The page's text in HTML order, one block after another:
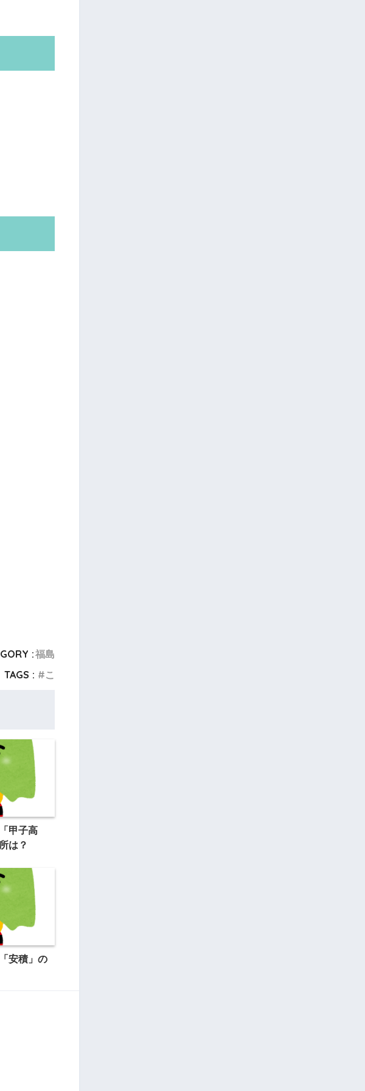
:福島
TAGS :
こ
甲子高
は？
安積」の